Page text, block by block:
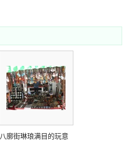
八廓街琳琅满目的玩意